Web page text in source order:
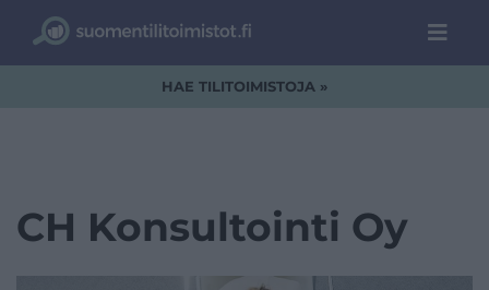
HAE TILITOIMISTOJA »
CH Konsultointi Oy